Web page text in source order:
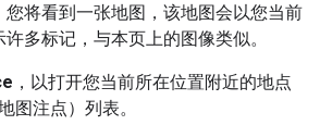
将看到一张地图，该地图会以您当前
多标记，与本页上的图像类似。
，以打开您当前所在位置附近的地点
图注点）列表。